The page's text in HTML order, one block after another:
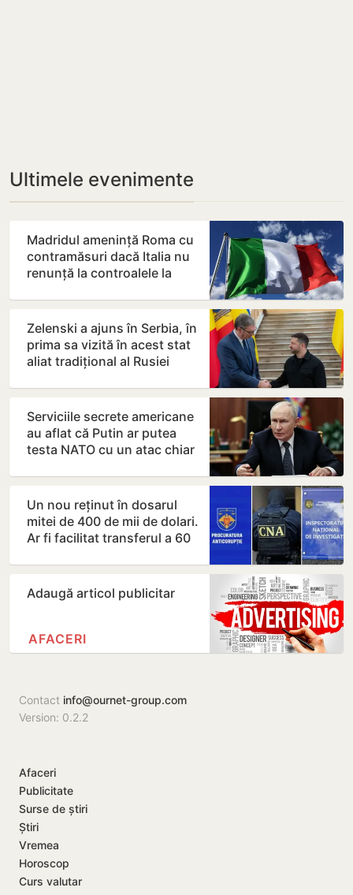
Ultimele evenimente
Madridul amenință Roma cu
contramăsuri dacă Italia nu
renunță la controalele la
Zelenski a ajuns în Serbia, în
prima sa vizită în acest stat
aliat tradițional al Rusiei
Serviciile secrete americane
au aflat că Putin ar putea
testa NATO cu un atac chiar
Un nou reținut în dosarul
mitei de 400 de mii de dolari.
Ar fi facilitat transferul a 60
Adaugă articol publicitar
AFACERI
Contact info@ournet-group.com
Version: 0.2.2
Afaceri
Publicitate
Surse de știri
Știri
Vremea
Horoscop
Curs valutar